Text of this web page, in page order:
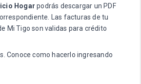
Hogar podrás descargar un PDF
Las facturas de tu
Mi Tigo son validas para crédito
Conoce como hacerlo ingresando